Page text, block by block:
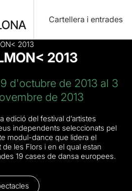
Cartellera i entrades
2013
2013
d'octubre de 2013 al 3
de 2013
edició del festival d’artistes
independents seleccionats pel
modul-dance que lidera el
de les Flors i en el qual estan
19 cases de dansa europees.